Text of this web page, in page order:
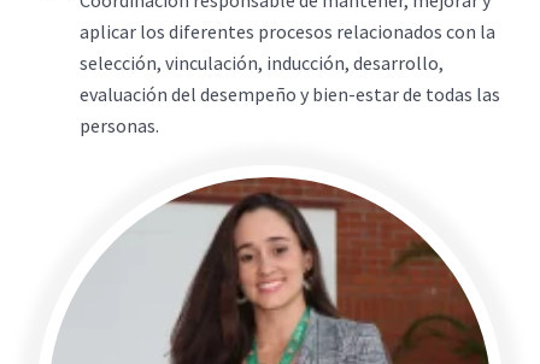
aplicar los diferentes procesos relacionados con la
selección, vinculación, inducción, desarrollo,
evaluación del desempeño y bien-estar de todas las
personas.